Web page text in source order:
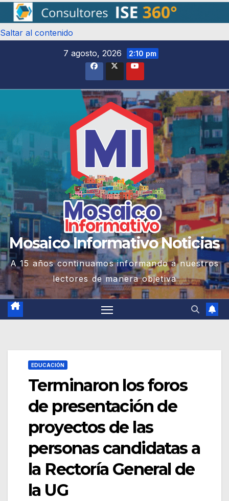
Saltar al contenido
7 agosto, 2026
2:10 pm
Mosaico Informativo Noticias
A 15 años continuamos informando a nuestros
lectores de manera objetiva
EDUCACIÓN
Terminaron los foros
de presentación de
proyectos de las
personas candidatas a
la Rectoría General de
la UG